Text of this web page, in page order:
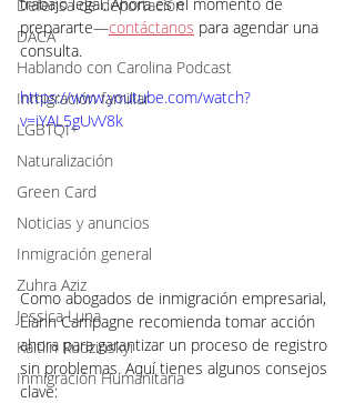
Defensa de deportación
DACA
Hablando con Carolina Podcast
Inmigración familiar
LGBTQI+
Naturalización
Green Card
Noticias y anuncios
Inmigración general
Zuhra Aziz
Jessica Luna
Kaitlin Rudzinskyi
Inmigración Humanitaria
prepararte—contáctanos para agendar una
consulta.
https://www.youtube.com/watch?
v=iYAL5gUvV8k
Como abogados de inmigración empresarial,
Liann Campagne recomienda tomar acción
ahora para garantizar un proceso de registro
sin problemas. Aquí tienes algunos consejos
clave: